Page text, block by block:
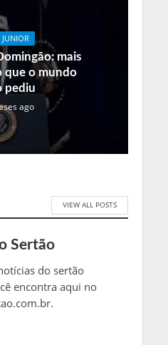
JUNIOR
mais
que o mundo
pediu
ago
VIEW ALL POSTS
Sertão
do sertão
encontra aqui no